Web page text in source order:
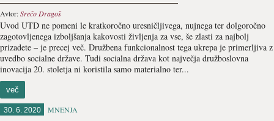
Avtor:Srečo Dragoš
Uvod UTD ne pomeni le kratkoročno uresničljivega, nujnega ter dolgoročno
zagotovljenega izboljšanja kakovosti življenja za vse, še zlasti za najbolj
prizadete – je precej več. Družbena funkcionalnost tega ukrepa je primerljiva z
uvedbo socialne države. Tudi socialna država kot največja družboslovna
inovacija 20. stoletja ni koristila samo materialno ter...
več
30. 6. 2020 MNENJA